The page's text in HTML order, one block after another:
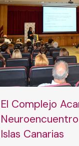
El Complejo
Islas Canarias